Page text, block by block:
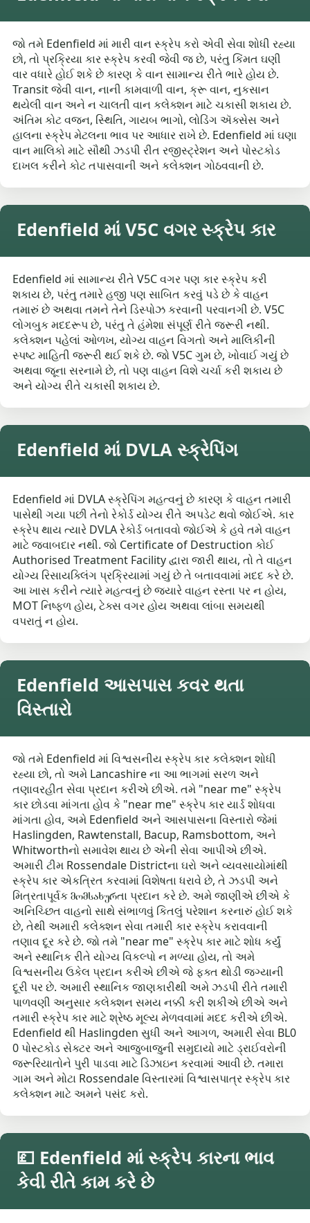
જો તમે Edenfield માં મારી વાન સ્ક્રેપ કરો એવી સેવા શોધી રહ્યા
છો, તો પ્રક્રિયા કાર સ્ક્રેપ કરવી જેવી જ છે, પરંતુ કિંમત ઘણી
વાર વધારે હોઈ શકે છે કારણ કે વાન સામાન્ય રીતે ભારે હોય છે.
Transit જેવી વાન, નાની કામવાળી વાન, ક્રૂ વાન, નુકસાન
થયેલી વાન અને ન ચાલતી વાન કલેક્શન માટે ચકાસી શકાય છે.
અંતિમ કોટ વજન, સ્થિતિ, ગાયબ ભાગો, લોડિંગ ઍક્સેસ અને
હાલના સ્ક્રેપ મેટલના ભાવ પર આધાર રાખે છે. Edenfield માં ઘણા
વાન માલિકો માટે સૌથી ઝડપી રીત રજીસ્ટ્રેશન અને પોસ્ટકોડ
દાખલ કરીને કોટ તપાસવાની અને કલેક્શન ગોઠવવાની છે.
Edenfield માં V5C વગર સ્ક્રેપ કાર
Edenfield માં સામાન્ય રીતે V5C વગર પણ કાર સ્ક્રેપ કરી
શકાય છે, પરંતુ તમારે હજી પણ સાબિત કરવું પડે છે કે વાહન
તમારું છે અથવા તમને તેને ડિસ્પોઝ કરવાની પરવાનગી છે. V5C
લોગબુક મદદરૂપ છે, પરંતુ તે હંમેશા સંપૂર્ણ રીતે જરૂરી નથી.
કલેક્શન પહેલાં ઓળખ, યોગ્ય વાહન વિગતો અને માલિકીની
સ્પષ્ટ માહિતી જરૂરી થઈ શકે છે. જો V5C ગુમ છે, ખોવાઈ ગયું છે
અથવા જૂના સરનામે છે, તો પણ વાહન વિશે ચર્ચા કરી શકાય છે
અને યોગ્ય રીતે ચકાસી શકાય છે.
Edenfield માં DVLA સ્ક્રેપિંગ
Edenfield માં DVLA સ્ક્રેપિંગ મહત્વનું છે કારણ કે વાહન તમારી
પાસેથી ગયા પછી તેનો રેકોર્ડ યોગ્ય રીતે અપડેટ થવો જોઈએ. કાર
સ્ક્રેપ થાય ત્યારે DVLA રેકોર્ડ બતાવવો જોઈએ કે હવે તમે વાહન
માટે જવાબદાર નથી. જો Certificate of Destruction કોઈ
Authorised Treatment Facility દ્વારા જારી થાય, તો તે વાહન
યોગ્ય રિસાયક્લિંગ પ્રક્રિયામાં ગયું છે તે બતાવવામાં મદદ કરે છે.
આ ખાસ કરીને ત્યારે મહત્વનું છે જ્યારે વાહન રસ્તા પર ન હોય,
MOT નિષ્ફળ હોય, ટેક્સ વગર હોય અથવા લાંબા સમયથી
વપરાતું ન હોય.
Edenfield આસપાસ કવર થતા
વિસ્તારો
જો તમે Edenfield માં વિશ્વસનીય સ્ક્રેપ કાર કલેક્શન શોધી
રહ્યા છો, તો અમે Lancashire ના આ ભાગમાં સરળ અને
તણાવરહીત સેવા પ્રદાન કરીએ છીએ. તમે "near me" સ્ક્રેપ
કાર છોડવા માંગતા હોવ કે "near me" સ્ક્રેપ કાર યાર્ડ શોધવા
માંગતા હોવ, અમે Edenfield અને આસપાસના વિસ્તારો જેમાં
Haslingden, Rawtenstall, Bacup, Ramsbottom, અને
Whitworthનો સમાવેશ થાય છે એની સેવા આપીએ છીએ.
અમારી ટીમ Rossendale Districtના ઘરો અને વ્યવસાયોમાંથી
સ્ક્રેપ કાર એકત્રિત કરવામાં વિશેષતા ધરાવે છે, તે ઝડપી અને
મિત્રતાપૂર્વક მომსახურતા પ્રદાન કરે છે. અમે જાણીએ છીએ કે
અનિચ્છિત વાહનો સાથે સંભાળવું કિતલું પરેશાન કરનારું હોઈ શકે
છે, તેથી અમારી કલેક્શન સેવા તમારી કાર સ્ક્રેપ કરાવવાની
તણાવ દૂર કરે છે. જો તમે "near me" સ્ક્રેપ કાર માટે શોધ કર્યું
અને સ્થાનિક રીતે યોગ્ય વિકલ્પો ન મળ્યા હોય, તો અમે
વિશ્વસનીય ઉકેલ પ્રદાન કરીએ છીએ જે ફક્ત થોડી જગ્યાની
દૂરી પર છે. અમારી સ્થાનિક જાણકારીથી અમે ઝડપી રીતે તમારી
પાળવણી અનુસાર કલેક્શન સમય નક્કી કરી શકીએ છીએ અને
તમારી સ્ક્રેપ કાર માટે શ્રેષ્ઠ મૂલ્ય મેળવવામાં મદદ કરીએ છીએ.
Edenfield થી Haslingden સુધી અને આગળ, અમારી સેવા BL0
0 પોસ્ટકોડ સેક્ટર અને આજુબાજુની સમુદાયો માટે ડ્રાઈવરોની
જરૂરિયાતોને પુરી પાડવા માટે ડિઝાઇન કરવામાં આવી છે. તમારા
ગામ અને મોટા Rossendale વિસ્તારમાં વિશ્વાસપાત્ર સ્ક્રેપ કાર
કલેક્શન માટે અમને પસંદ કરો.
💷 Edenfield માં સ્ક્રેપ કારના ભાવ
કેવી રીતે કામ કરે છે